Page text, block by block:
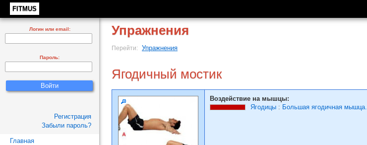
FITMUS
Упражнения
Перейти: Упражнения
Ягодичный мостик
Воздействие на мышцы:
Ягодицы : Большая ягодичная мышца.
Логин или email:
Пароль:
Регистрация
Забыли пароль?
Главная